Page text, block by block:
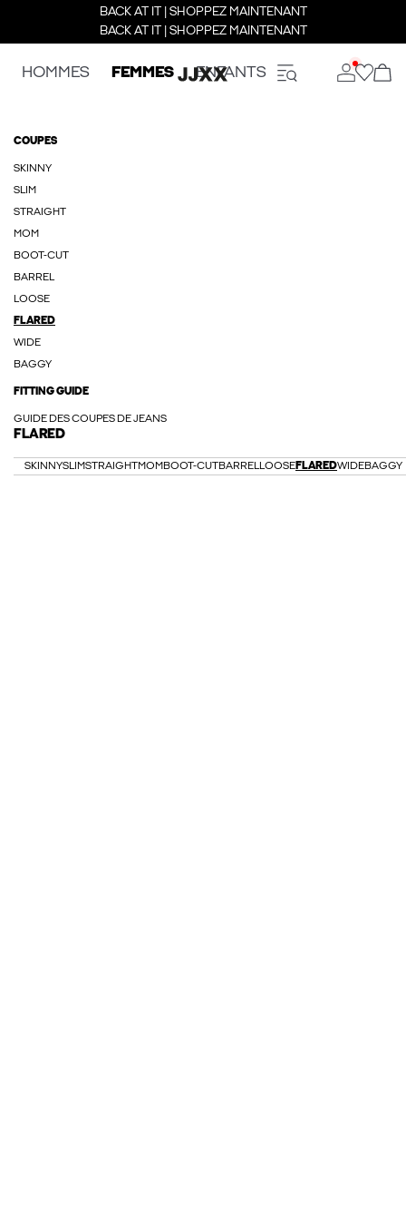
BACK AT IT | SHOPPEZ MAINTENANT
BACK AT IT | SHOPPEZ MAINTENANT
HOMMES FEMMES ENFANTS
COUPES
SKINNY
SLIM
STRAIGHT
MOM
BOOT-CUT
BARREL
LOOSE
FLARED
WIDE
BAGGY
FITTING GUIDE
GUIDE DES COUPES DE JEANS
FLARED
SKINNYSLIMSTRAIGHTMOMBOOT-CUTBARRELLOOSEFLAREDWIDEBAGGY